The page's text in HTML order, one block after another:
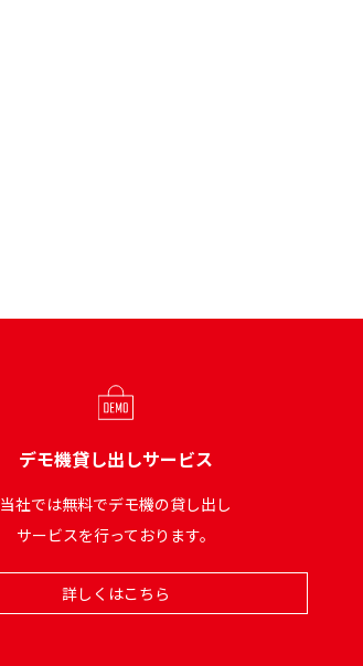
デモ機貸し出しサービス
当社では無料でデモ機の貸し出し
サービスを行っております。
詳しくはこちら